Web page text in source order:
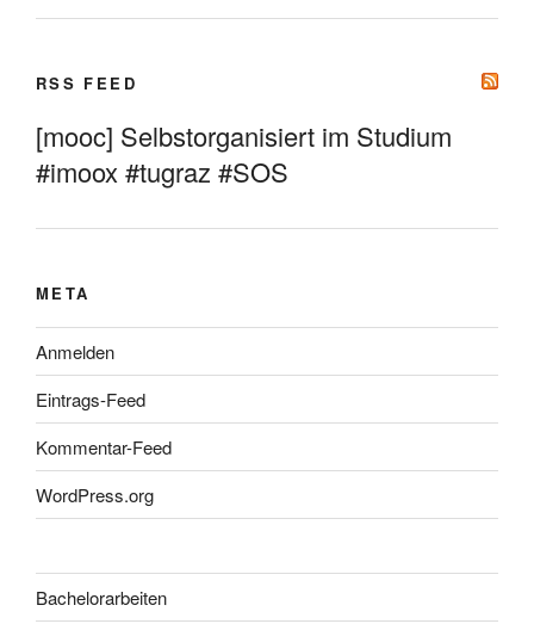
RSS FEED
[mooc] Selbstorganisiert im Studium
#imoox #tugraz #SOS
META
Anmelden
Eintrags-Feed
Kommentar-Feed
WordPress.org
Bachelorarbeiten